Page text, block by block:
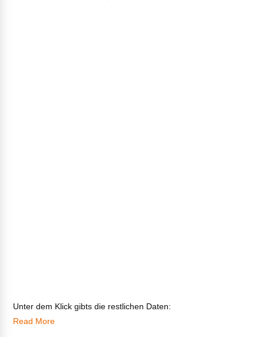
Unter dem Klick gibts die restlichen Daten:
Read More